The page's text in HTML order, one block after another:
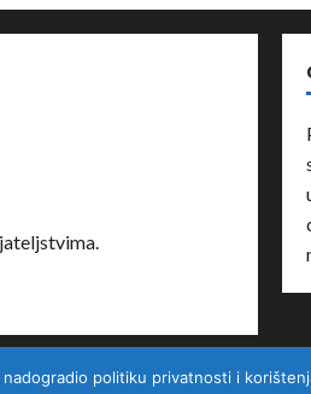
Kontakt
politiku privatnosti i